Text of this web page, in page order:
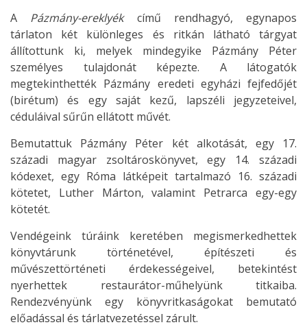
A Pázmány-ereklyékcímű rendhagyó, egynapos
tárlaton két különleges és ritkán látható tárgyat
állítottunk ki, melyek mindegyike Pázmány Péter
személyes tulajdonát képezte. A látogatók
megtekinthették Pázmány eredeti egyházi fejfedőjét
(birétum) és egy saját kezű, lapszéli jegyzeteivel,
céduláival sűrűn ellátott művét.
Bemutattuk Pázmány Péter két alkotását, egy 17.
századi magyar zsoltároskönyvet, egy 14. századi
kódexet, egy Róma látképeit tartalmazó 16. századi
kötetet, Luther Márton, valamint Petrarca egy-egy
kötetét.
Vendégeink túráink keretében megismerkedhettek
könyvtárunk történetével, építészeti és
művészettörténeti érdekességeivel, betekintést
nyerhettek restaurátor-műhelyünk titkaiba.
Rendezvényünk egy könyvritkaságokat bemutató
előadással és tárlatvezetéssel zárult.